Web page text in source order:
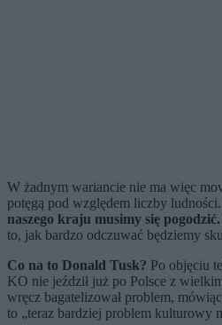
W żadnym wariancie nie ma więc
potęgą pod względem liczby ludności.
naszego kraju musimy się pogodzić.
to, jak bardzo odczuwać będziemy
Co na to Donald Tusk? Po objęciu
KO nie jeździł już po Polsce z
wręcz bagatelizował problem,
to „teraz bardziej problem kulturowy